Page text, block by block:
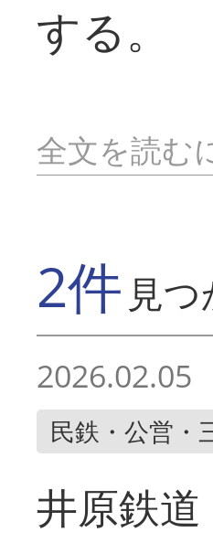
する。
全文を読む
2件 見
2026.02.05
民鉄・公営・
井原鉄